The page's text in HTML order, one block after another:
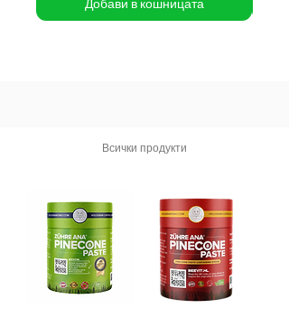
Добави в кошницата
Всички продукти